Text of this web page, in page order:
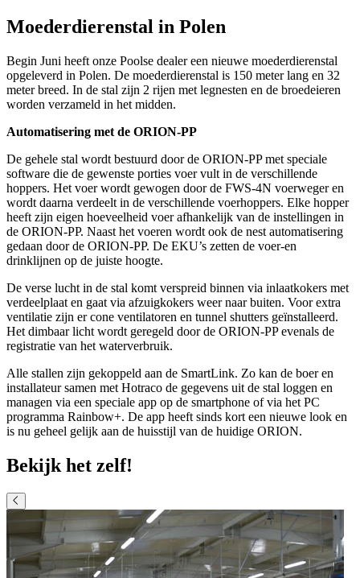
Moederdierenstal in Polen
Begin Juni heeft onze Poolse dealer een nieuwe moederdierenstal
opgeleverd in Polen. De moederdierenstal is 150 meter lang en 32
meter breed. In de stal zijn 2 rijen met legnesten en de broedeieren
worden verzameld in het midden.
Automatisering met de ORION-PP
De gehele stal wordt bestuurd door de ORION-PP met speciale
software die de gewenste porties voer vult in de verschillende
hoppers. Het voer wordt gewogen door de FWS-4N voerweger en
wordt daarna verdeelt in de verschillende voerhoppers. Elke hopper
heeft zijn eigen hoeveelheid voer afhankelijk van de instellingen in
de ORION-PP. Naast het voeren wordt ook de nest automatisering
gedaan door de ORION-PP. De EKU’s zetten de voer-en
drinklijnen op de juiste hoogte.
De verse lucht in de stal komt verspreid binnen via inlaatkokers met
verdeelplaat en gaat via afzuigkokers weer naar buiten. Voor extra
ventilatie zijn er cone ventilatoren en tunnel shutters geïnstalleerd.
Het dimbaar licht wordt geregeld door de ORION-PP evenals de
registratie van het waterverbruik.
Alle stallen zijn gekoppeld aan de SmartLink. Zo kan de boer en
installateur samen met Hotraco de gegevens uit de stal loggen en
managen via een speciale app op de smartphone of via het PC
programma Rainbow+. De app heeft sinds kort een nieuwe look en
is nu geheel gelijk aan de huisstijl van de huidige ORION.
Bekijk het zelf!